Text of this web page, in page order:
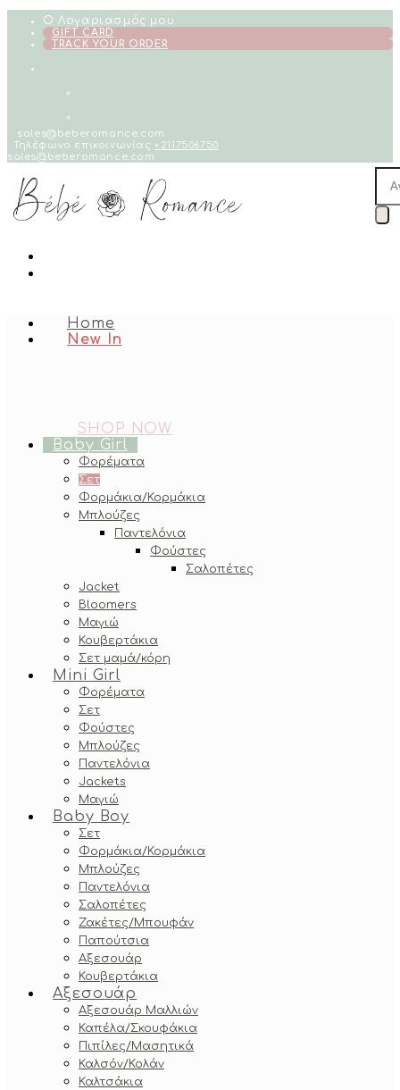
Skip
content
Ο Λογαριασμός μου
GIFT CARD
TRACK YOUR ORDER
sales@beberomance.com
Τηλέφωνο επικοινωνίας+2117506750
sales@beberomance.com
Home
New In
SHOP NOW
Baby Girl
Φορέματα
Σετ
Φορμάκια/Κορμάκια
Μπλούζες
Παντελόνια
Φούστες
Σαλοπέτες
Jacket
Bloomers
Μαγιώ
Κουβερτάκια
Σετ μαμά/κόρη
Mini Girl
Φορέματα
Σετ
Φούστες
Μπλούζες
Παντελόνια
Jackets
Μαγιώ
Baby Boy
Σετ
Φορμάκια/Κορμάκια
Μπλούζες
Παντελόνια
Σαλοπέτες
Ζακέτες/Μπουφάν
Παπούτσια
Αξεσουάρ
Κουβερτάκια
Αξεσουάρ
Αξεσουάρ Μαλλιών
Καπέλα/Σκουφάκια
Πιπίλες/Μασητικά
Καλσόν/Κολάν
Καλτσάκια